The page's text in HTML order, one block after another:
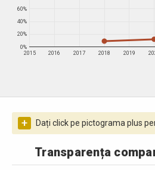
2015 2016 2017 2018 2019
0%
20%
40%
60%
+ Dați click pe pictograma plus
Transparența